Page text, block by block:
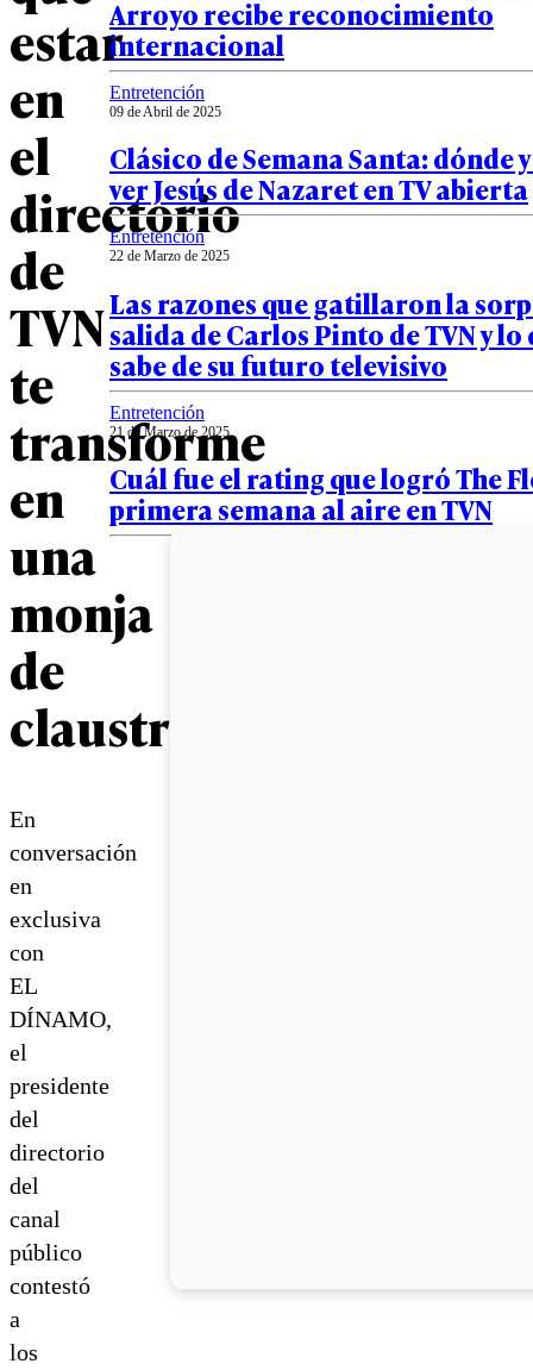
estar
en
el
directorio
de
TVN
te
transforme
en
una
monja
de
claustro”
En
conversación
en
exclusiva
con
EL
DÍNAMO,
el
presidente
del
directorio
del
canal
público
contestó
a
los
Arroyo recibe reconocimiento
internacional
Entretención
09 de Abril de 2025
Clásico de Semana Santa: dónde
ver Jesús de Nazaret en TV abierta
Entretención
22 de Marzo de 2025
Las razones que gatillaron la
salida de Carlos Pinto de TVN y lo
sabe de su futuro televisivo
Entretención
21 de Marzo de 2025
Cuál fue el rating que logró The
primera semana al aire en TVN